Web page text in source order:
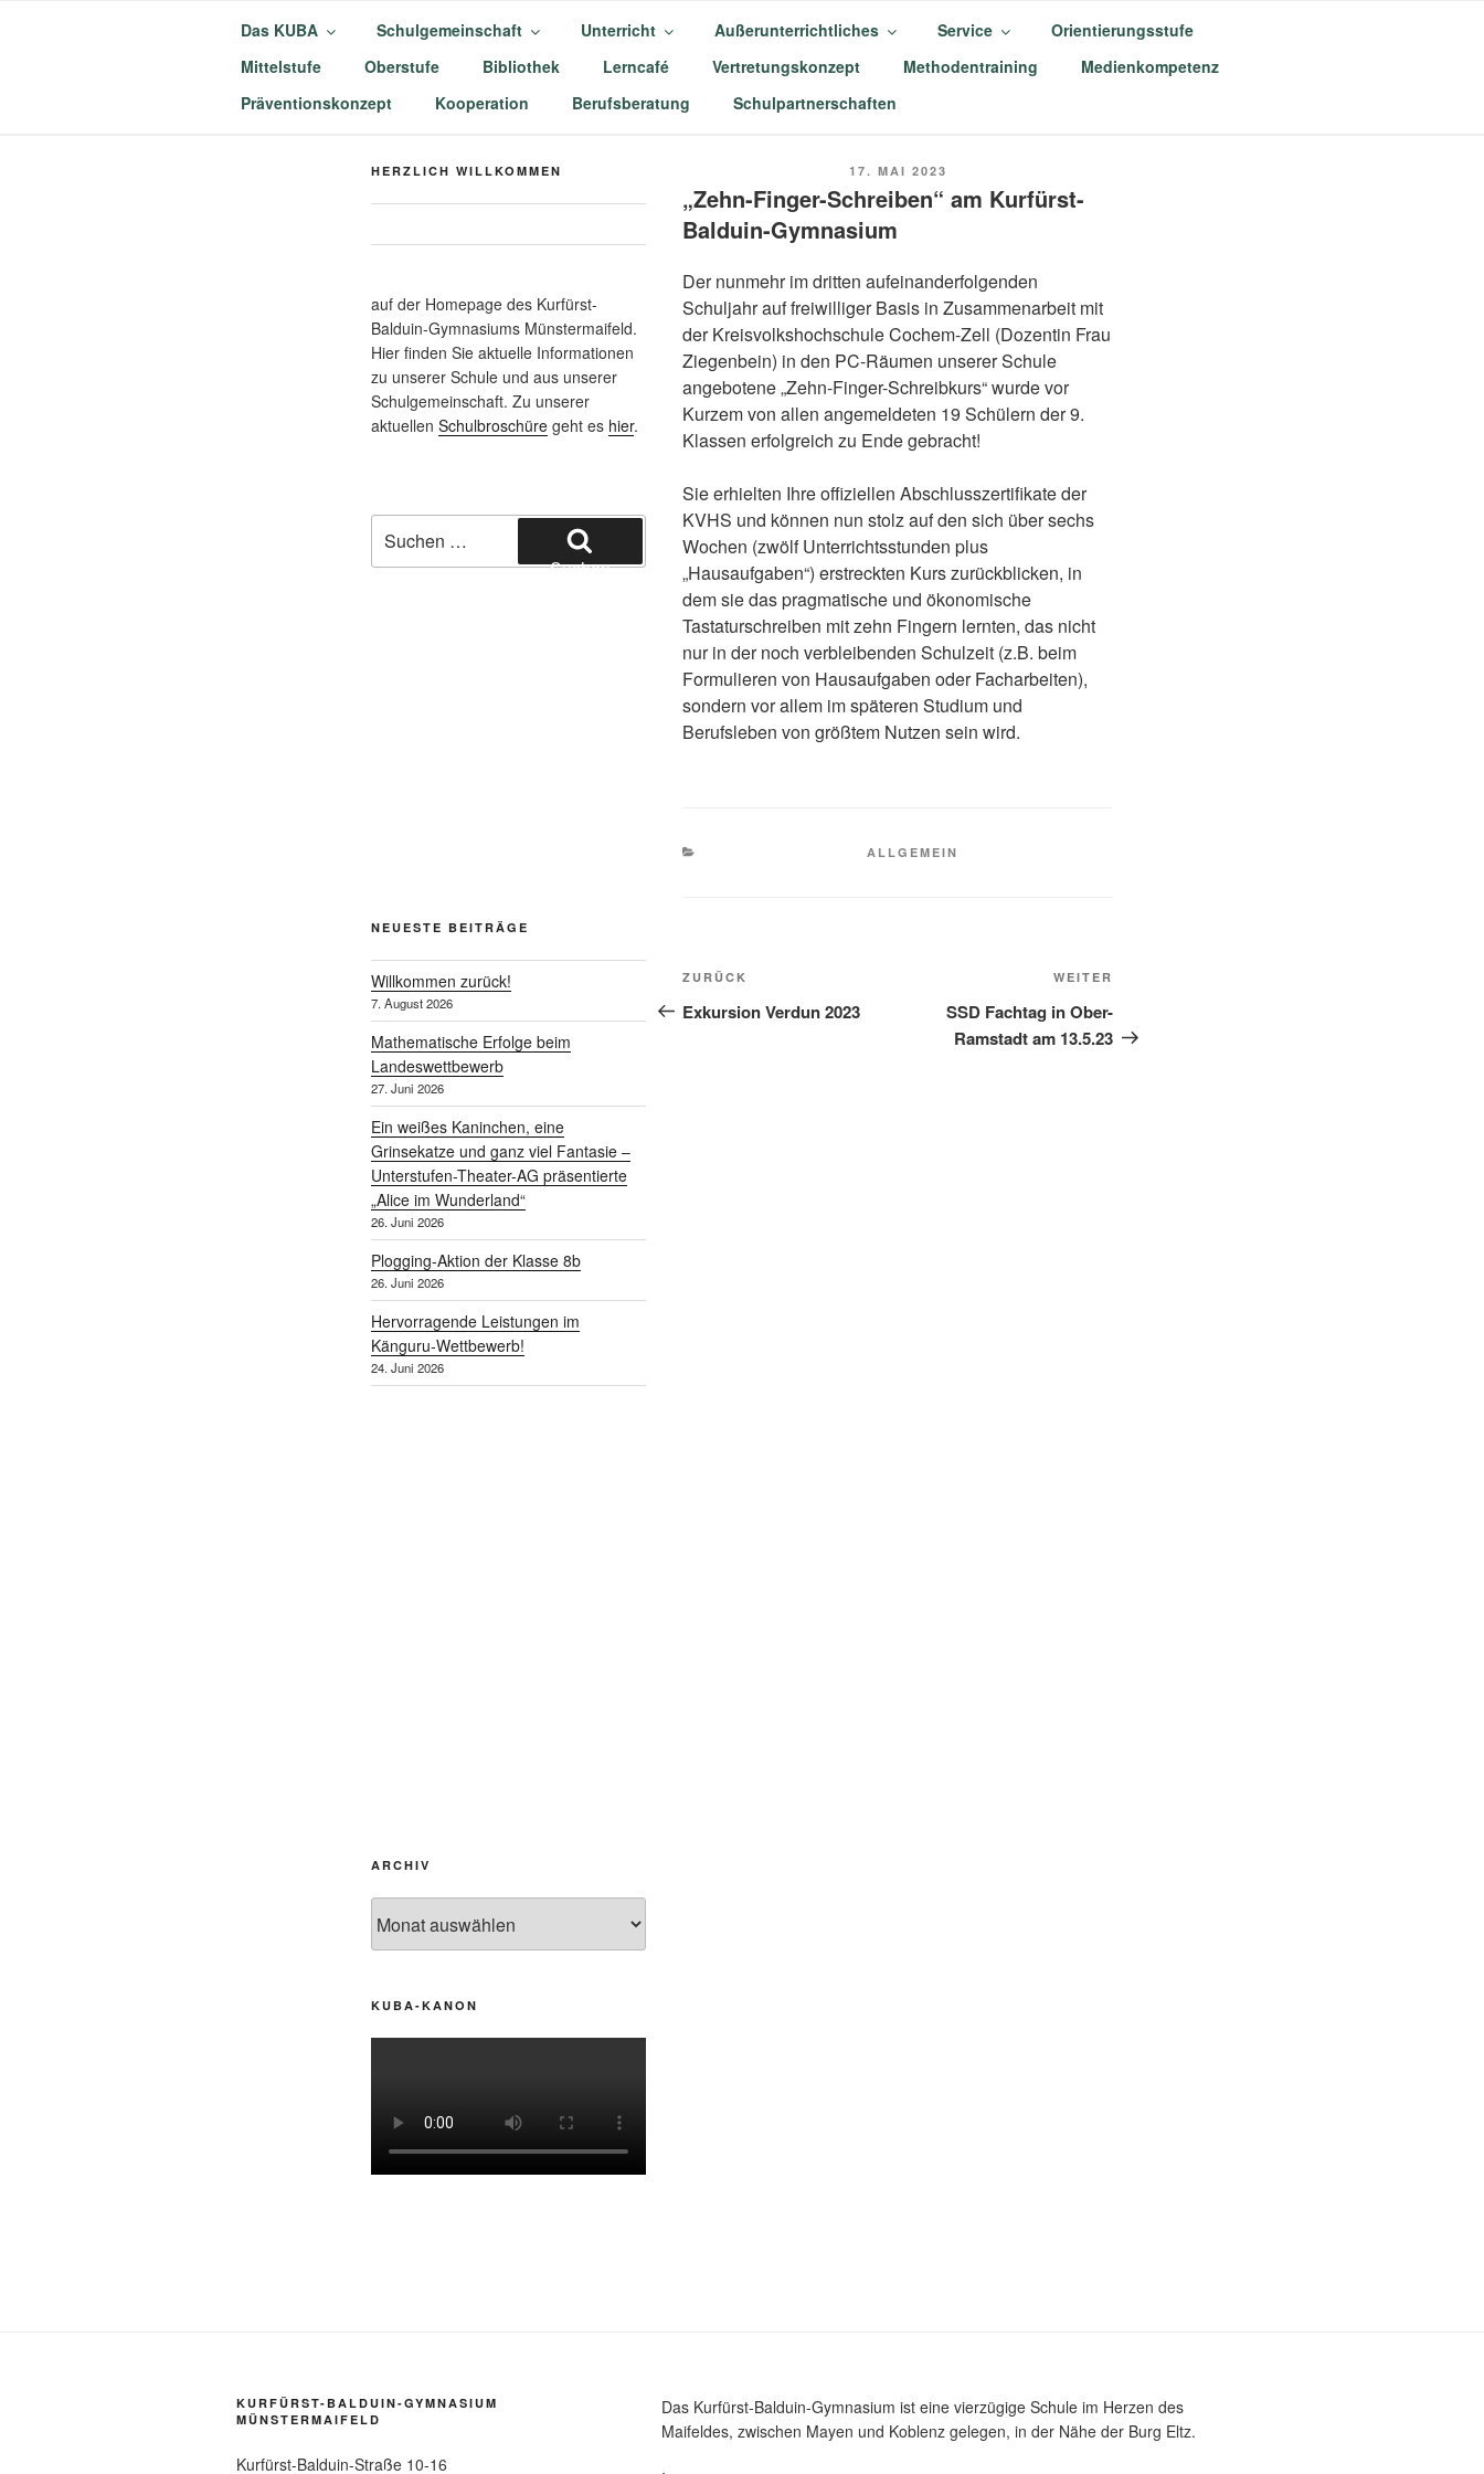
KURFÜRST-BALDUIN-GYMNASIUM
MÜNSTERMAIFELD
Das KUBA Schulgemeinschaft Unterricht Außerunterrichtliches Service
Orientierungsstufe
Mittelstufe
Oberstufe Bibliothek Lerncafé Vertretungskonzept Methodentraining
Medienkompetenz
Präventionskonzept
Kooperation Berufsberatung Schulpartnerschaften
VERÖFFENTLICHT
17. MAI 2023
„Zehn-Finger-Schreiben“ am Kurfürst-
Balduin-Gymnasium
Der nunmehr im dritten aufeinanderfolgenden
Schuljahr auf freiwilliger Basis in Zusammenarbeit mit
der Kreisvolkshochschule Cochem-Zell (Dozentin Frau
Ziegenbein) in den PC-Räumen unserer Schule
angebotene „Zehn-Finger-Schreibkurs“ wurde vor
Kurzem von allen angemeldeten 19 Schülern der 9.
Klassen erfolgreich zu Ende gebracht!
Sie erhielten Ihre offiziellen Abschlusszertifikate der
KVHS und können nun stolz auf den sich über sechs
Wochen (zwölf Unterrichtsstunden plus
„Hausaufgaben“) erstreckten Kurs zurückblicken, in
dem sie das pragmatische und ökonomische
Tastaturschreiben mit zehn Fingern lernten, das nicht
nur in der noch verbleibenden Schulzeit (z.B. beim
Formulieren von Hausaufgaben oder Facharbeiten),
sondern vor allem im späteren Studium und
Berufsleben von größtem Nutzen sein wird.
KATEGORIEN
ALLGEMEIN
Beitragsnavigation
Vorheriger
Beitrag
ZURÜCK
Exkursion Verdun 2023
WEITER
SSD Fachtag in Ober-
Ramstadt am 13.5.23
HERZLICH WILLKOMMEN
auf der Homepage des Kurfürst-
Balduin-Gymnasiums Münstermaifeld.
Hier finden Sie aktuelle Informationen
zu unserer Schule und aus unserer
Schulgemeinschaft. Zu unserer
aktuellen Schulbroschüre geht es hier.
nach:
Suchen
NEUESTE BEITRÄGE
Willkommen zurück!
7. August 2026
Mathematische Erfolge beim
Landeswettbewerb
27. Juni 2026
Ein weißes Kaninchen, eine
Grinsekatze und ganz viel Fantasie –
Unterstufen-Theater-AG präsentierte
„Alice im Wunderland“
26. Juni 2026
Plogging-Aktion der Klasse 8b
26. Juni 2026
Hervorragende Leistungen im
Känguru-Wettbewerb!
24. Juni 2026
ARCHIV
KUBA-KANON
KURFÜRST-BALDUIN-GYMNASIUM
MÜNSTERMAIFELD
Kurfürst-Balduin-Straße 10-16
Das Kurfürst-Balduin-Gymnasium ist eine vierzügige Schule im Herzen des
Maifeldes, zwischen Mayen und Koblenz gelegen, in der Nähe der Burg Eltz.